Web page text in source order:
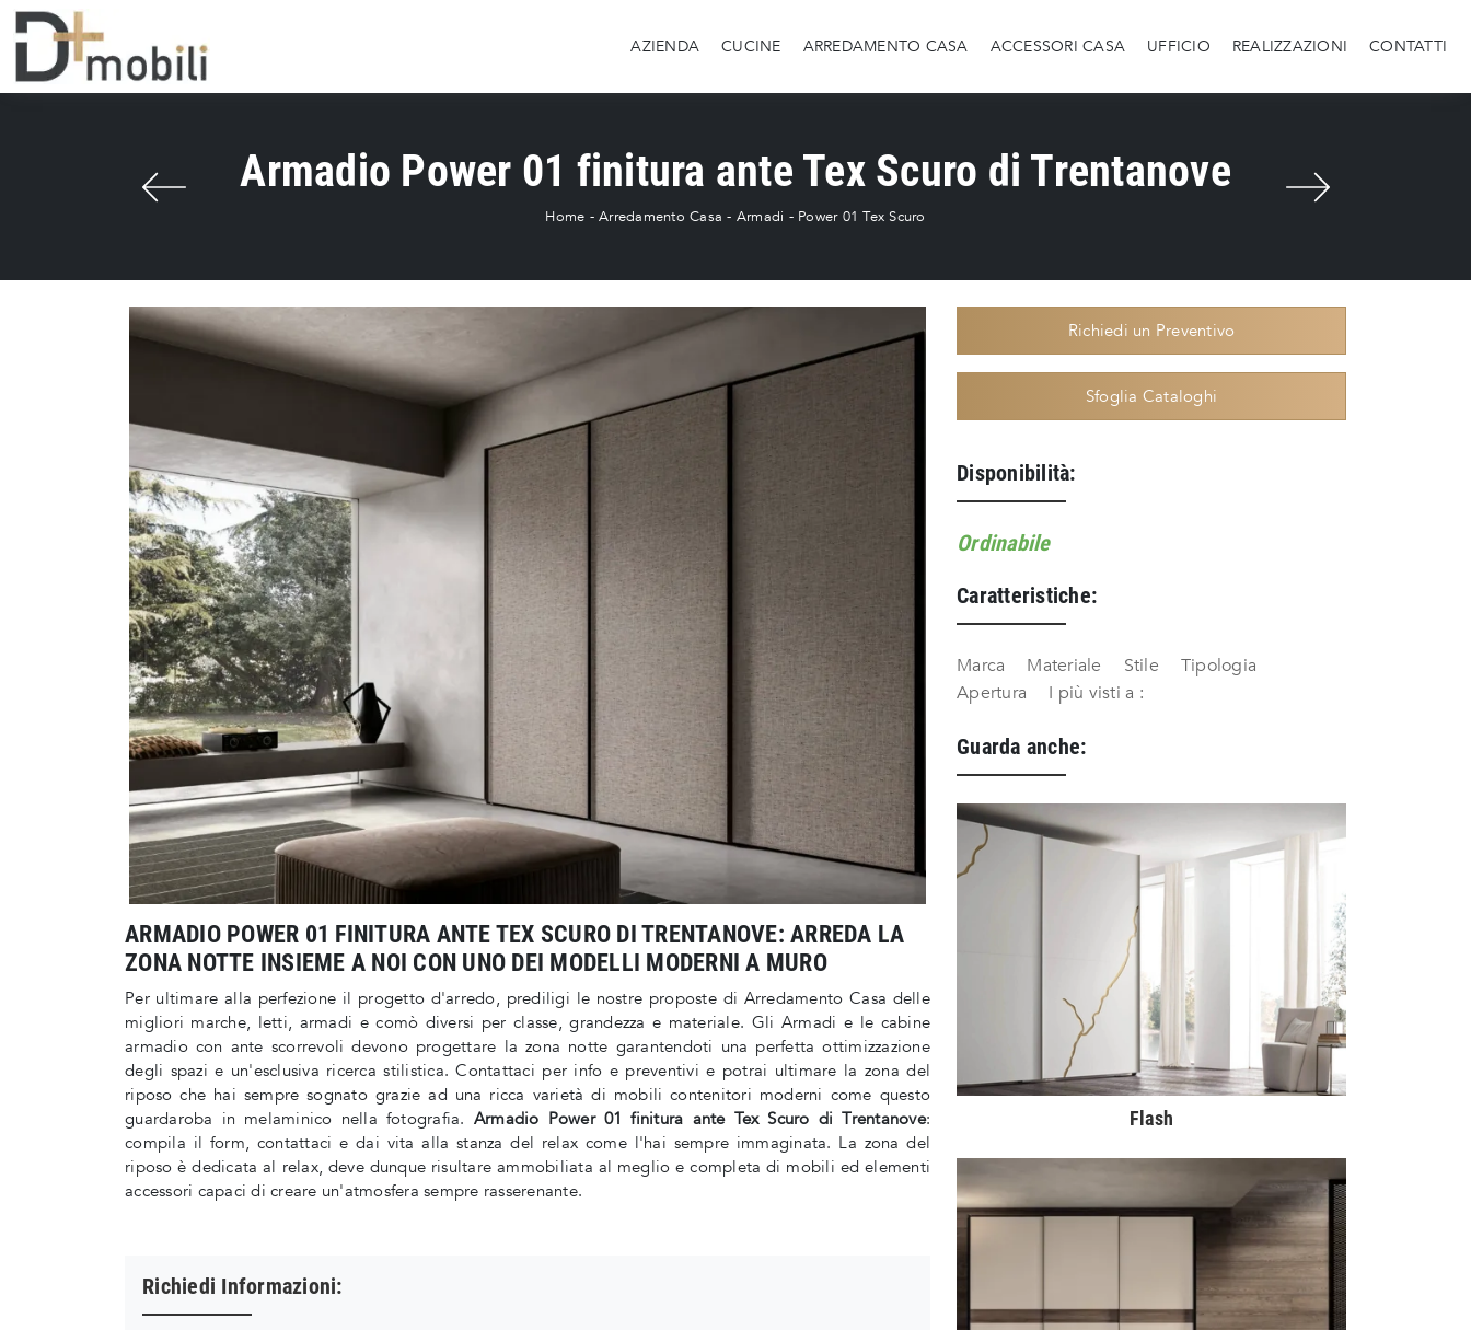
AZIENDA CUCINE ARREDAMENTO CASA ACCESSORI CASA UFFICIO REALIZZAZIONI CONTATTI
Armadio Power 01 finitura ante Tex Scuro di Trentanove
Home -Arredamento Casa - Armadi - Power 01 Tex Scuro
ARMADIO POWER 01 FINITURA ANTE TEX SCURO DI TRENTANOVE: ARREDA LA
ZONA NOTTE INSIEME A NOI CON UNO DEI MODELLI MODERNI A MURO
Per ultimare alla perfezione il progetto d'arredo, prediligi le nostre proposte di Arredamento Casa delle
migliori marche, letti, armadi e comò diversi per classe, grandezza e materiale. Gli Armadi e le cabine
armadio con ante scorrevoli devono progettare la zona notte garantendoti una perfetta ottimizzazione
degli spazi e un'esclusiva ricerca stilistica. Contattaci per info e preventivi e potrai ultimare la zona del
riposo che hai sempre sognato grazie ad una ricca varietà di mobili contenitori moderni come questo
guardaroba in melaminico nella fotografia. Armadio Power 01 finitura ante Tex Scuro di Trentanove:
compila il form, contattaci e dai vita alla stanza del relax come l'hai sempre immaginata. La zona del
riposo è dedicata al relax, deve dunque risultare ammobiliata al meglio e completa di mobili ed elementi
accessori capaci di creare un'atmosfera sempre rasserenante.
Richiedi Informazioni:
Richiedi un Preventivo
Sfoglia Cataloghi
Disponibilità:
Ordinabile
Caratteristiche:
Marca Materiale Stile
Tipologia
Apertura
I più visti a :
Guarda anche:
Flash